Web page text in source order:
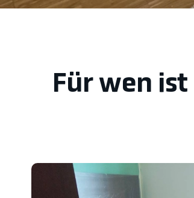
Für wen